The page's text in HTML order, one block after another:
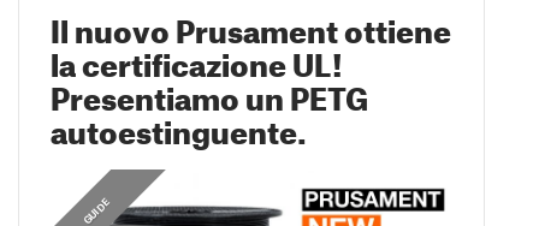
Il nuovo Prusament ottiene
la certificazione UL!
Presentiamo un PETG
autoestinguente.
GUIDE
GUIDE